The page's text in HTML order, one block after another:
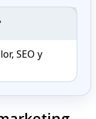
SEO y